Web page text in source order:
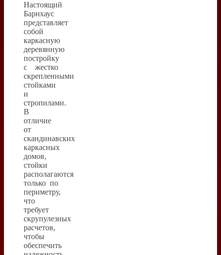
Настоящий
Барнхаус
представляет
собой
каркасную
деревянную
постройку
с жестко
скрепленными
стойками
и
стропилами.
В
отличие
от
скандинавских
каркасных
домов,
стойки
располагаются
только по
периметру,
что
требует
скрупулезных
расчетов,
чтобы
обеспечить